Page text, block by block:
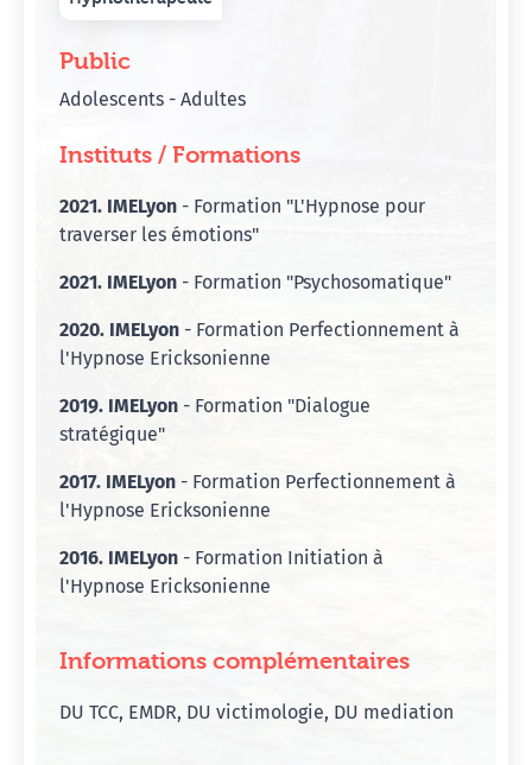
Public
Adolescents - Adultes
Instituts / Formations
2021. IMELyon - Formation "L'Hypnose pour
traverser les émotions"
2021. IMELyon - Formation "Psychosomatique"
2020. IMELyon - Formation Perfectionnement à
l'Hypnose Ericksonienne
2019. IMELyon - Formation "Dialogue
stratégique"
2017. IMELyon - Formation Perfectionnement à
l'Hypnose Ericksonienne
2016. IMELyon - Formation Initiation à
l'Hypnose Ericksonienne
Informations complémentaires
DU TCC, EMDR, DU victimologie, DU mediation